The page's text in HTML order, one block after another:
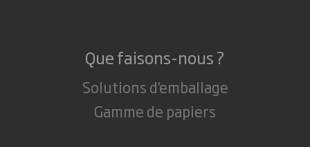
Que faisons-nous ?
Solutions d'emballage
Gamme de papiers